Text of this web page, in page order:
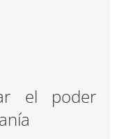
el poder